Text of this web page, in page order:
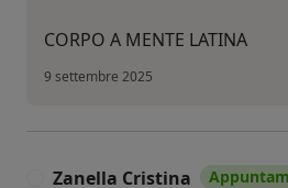
CORPO A MENTE LATINA
9 settembre 2025
Zanella Cristina